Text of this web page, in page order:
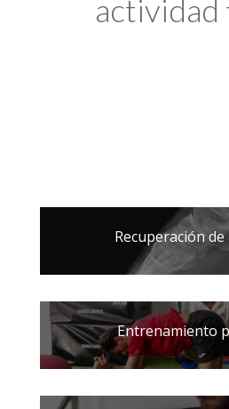
actividad
Recuperación
Entrenamiento